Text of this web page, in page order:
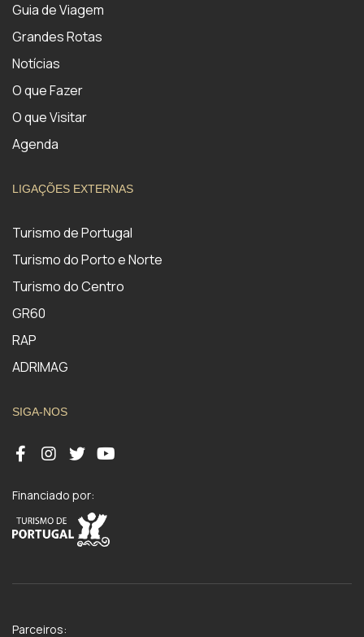
Guia de Viagem
Grandes Rotas
Notícias
O que Fazer
O que Visitar
Agenda
LIGAÇÕES EXTERNAS
Turismo de Portugal
Turismo do Porto e Norte
Turismo do Centro
GR60
RAP
ADRIMAG
SIGA-NOS
Financiado por:
Parceiros: